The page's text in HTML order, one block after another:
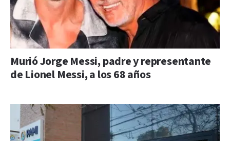
Murió Jorge Messi, padre y representante
de Lionel Messi, a los 68 años